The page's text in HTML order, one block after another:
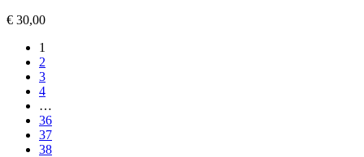
€ 30,00
1
2
3
4
…
36
37
38